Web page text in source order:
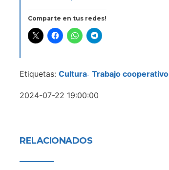
Comparte en tus redes!
Etiquetas: Cultura- Trabajo cooperativo
2024-07-22 19:00:00
RELACIONADOS